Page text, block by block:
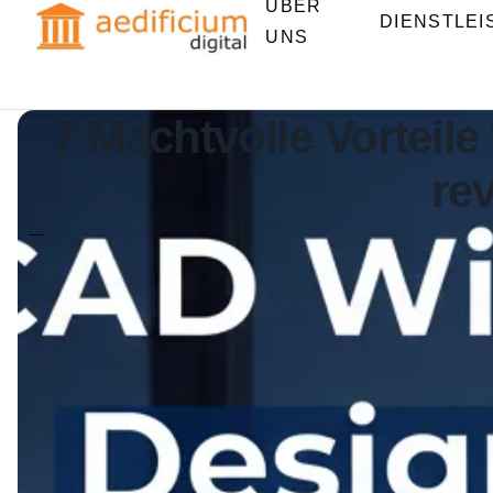
ÜBER
UNS
7 Machtvolle